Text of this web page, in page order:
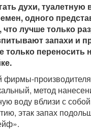
духи, туалетную
одного
что лучше только
запахи и
только
фирмы-
метод
воду вблизи с
этак запах